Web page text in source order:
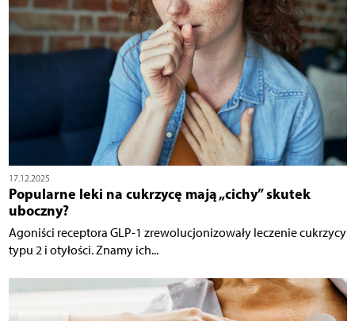
17.12.2025
Popularne leki na cukrzycę mają „cichy” skutek
uboczny?
Agoniści receptora GLP-1 zrewolucjonizowały leczenie cukrzycy
typu 2 i otyłości. Znamy ich...